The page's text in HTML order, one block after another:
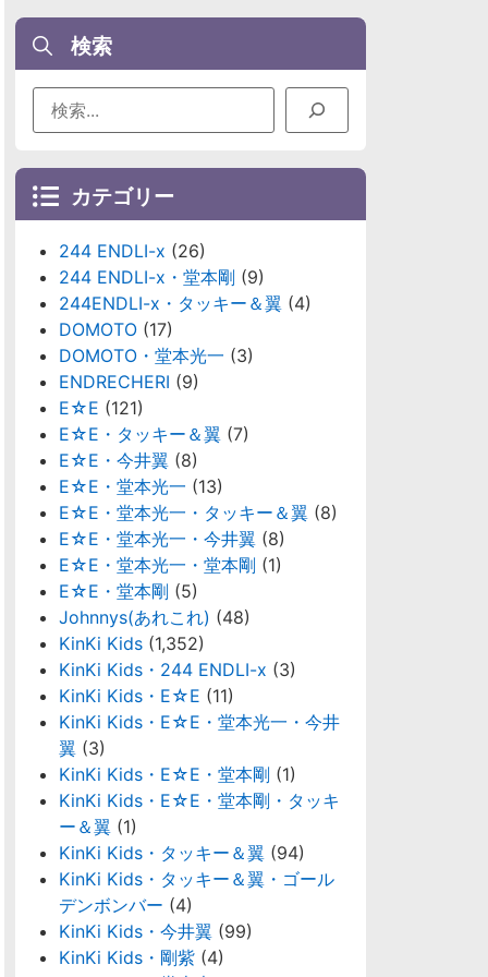
検索
カテゴリー
244 ENDLI-x (26)
244 ENDLI-x・堂本剛 (9)
244ENDLI-x・タッキー＆翼 (4)
DOMOTO (17)
DOMOTO・堂本光一 (3)
ENDRECHERI (9)
E☆E (121)
E☆E・タッキー＆翼 (7)
E☆E・今井翼 (8)
E☆E・堂本光一 (13)
E☆E・堂本光一・タッキー＆翼 (8)
E☆E・堂本光一・今井翼 (8)
E☆E・堂本光一・堂本剛 (1)
E☆E・堂本剛 (5)
Johnnys(あれこれ) (48)
KinKi Kids (1,352)
KinKi Kids・244 ENDLI-x (3)
KinKi Kids・E☆E (11)
KinKi Kids・E☆E・堂本光一・今井
翼 (3)
KinKi Kids・E☆E・堂本剛 (1)
KinKi Kids・E☆E・堂本剛・タッキ
ー＆翼 (1)
KinKi Kids・タッキー＆翼 (94)
KinKi Kids・タッキー＆翼・ゴール
デンボンバー (4)
KinKi Kids・今井翼 (99)
KinKi Kids・剛紫 (4)